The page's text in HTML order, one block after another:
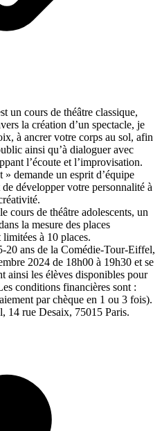
un cours de théâtre classique,
la création d’un spectacle, je
à ancrer votre corps au sol, afin
ainsi qu’à dialoguer avec
l’écoute et l’improvisation.
demande un esprit d’équipe
développer votre personnalité à
cours de théâtre adolescents, un
la mesure des places
à 10 places.
20 ans de la Comédie-Tour-Eiffel,
2024 de 18h00 à 19h30 et se
ainsi les élèves disponibles pour
conditions financières sont :
par chèque en 1 ou 3 fois).
14 rue Desaix, 75015 Paris.